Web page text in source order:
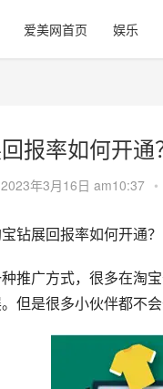
爱美网首页 娱乐
报率如何开通
2023年3月16日 am10:37 •
钻展回报率如何开通
推广方式，很多在淘
但是很多小伙伴都不